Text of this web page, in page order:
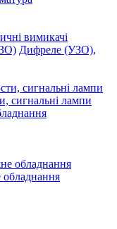
вимикачі
Дифреле (УЗО),
сигнальні лампи
обладнання